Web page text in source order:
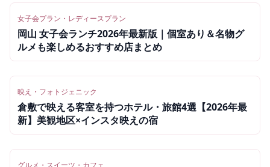
女子会プラン・レディースプラン
岡山 女子会ランチ2026年最新版｜個室あり＆名物グ
ルメも楽しめるおすすめ店まとめ
映え・フォトジェニック
倉敷で映える客室を持つホテル・旅館4選【2026年最
新】美観地区×インスタ映えの宿